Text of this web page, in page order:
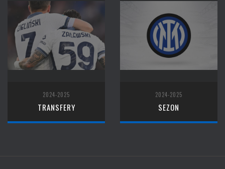
2024-2025
TRANSFERY
2024-2025
SEZON